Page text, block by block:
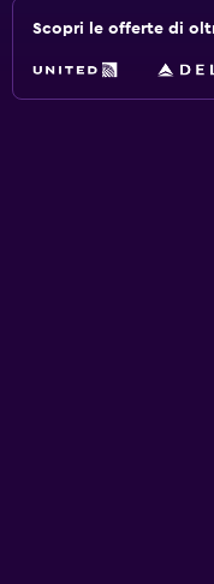
Scopri le offerte di